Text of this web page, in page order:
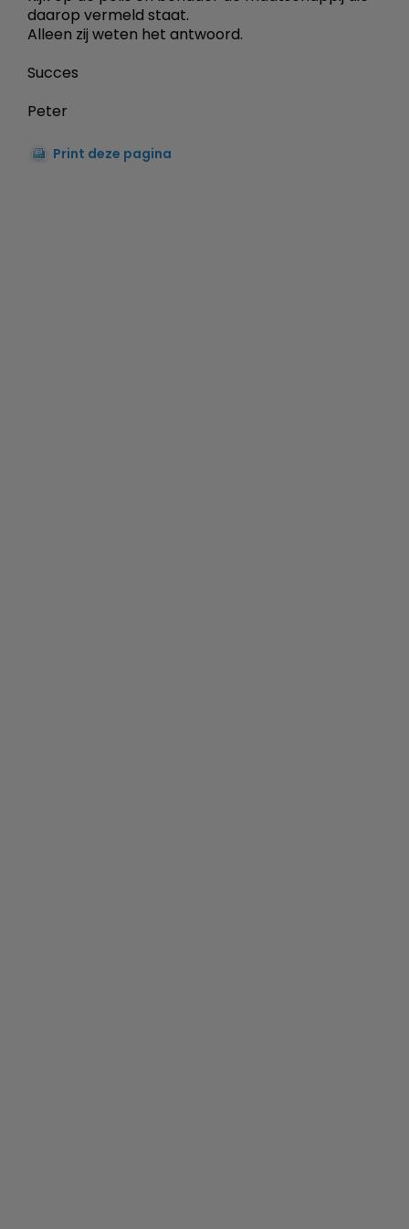
daarop vermeld staat.
Alleen zij weten het antwoord.
Succes
Peter
Print deze pagina